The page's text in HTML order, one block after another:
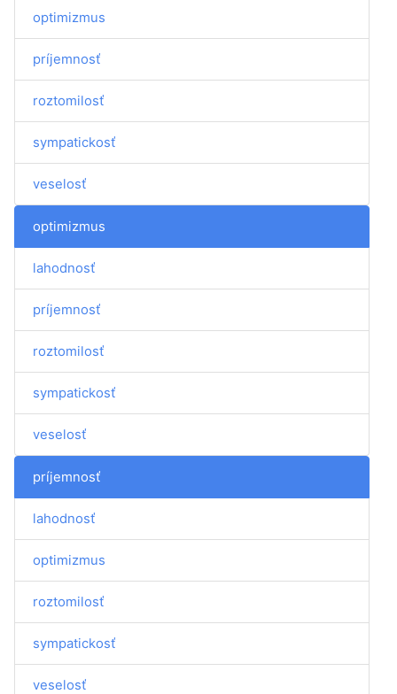
optimizmus
príjemnosť
roztomilosť
sympatickosť
veselosť
optimizmus
lahodnosť
príjemnosť
roztomilosť
sympatickosť
veselosť
príjemnosť
lahodnosť
optimizmus
roztomilosť
sympatickosť
veselosť